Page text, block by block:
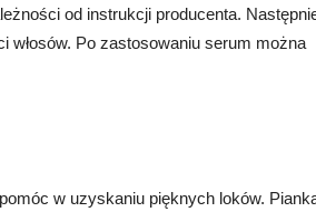
od instrukcji producenta.
włosów. Po zastosowaniu serum można
w uzyskaniu pięknych loków.